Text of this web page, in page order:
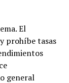
El
prohíbe tasas
general